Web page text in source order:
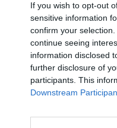
If you wish to opt-out
sensitive information
confirm your
continue seeing
information disclosed
further disclosure of
participants. This
Downstream